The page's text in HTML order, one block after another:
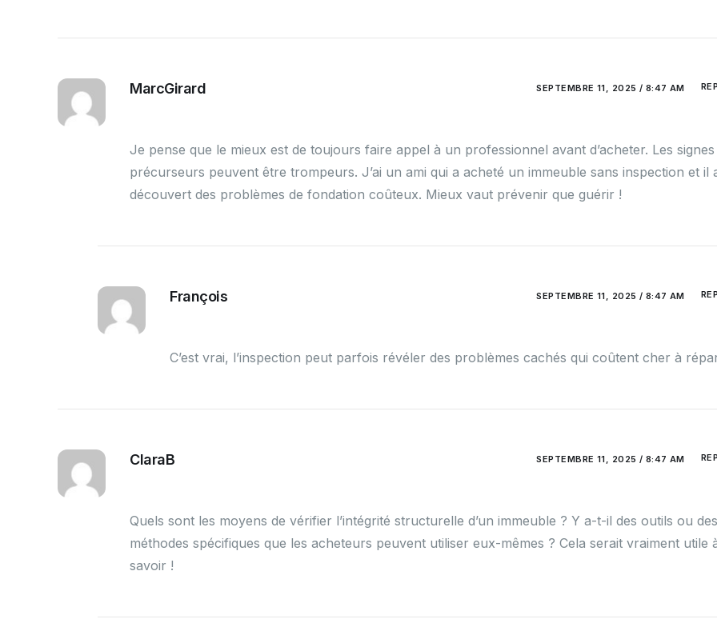
MarcGirard SEPTEMBRE 11, 2025 / 8:47 AM
Je pense que le mieux est de toujours faire appel à un professionnel avant d’acheter. Les signes
précurseurs peuvent être trompeurs. J’ai un ami qui a acheté un immeuble sans inspection et il
découvert des problèmes de fondation coûteux. Mieux vaut prévenir que guérir !
François SEPTEMBRE 11, 2025 / 8:47 AM
C’est vrai, l’inspection peut parfois révéler des problèmes cachés qui coûtent cher à
ClaraB SEPTEMBRE 11, 2025 / 8:47 AM
Quels sont les moyens de vérifier l’intégrité structurelle d’un immeuble ? Y a-t-il des outils ou des
méthodes spécifiques que les acheteurs peuvent utiliser eux-mêmes ? Cela serait vraiment utile
savoir !